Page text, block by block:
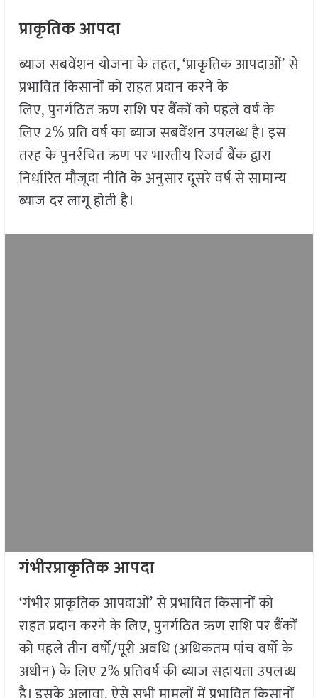
प्राकृतिक आपदा
ब्याज सबवेंशन योजना के तहत, ‘प्राकृतिक आपदाओं’ से
प्रभावित किसानों को राहत प्रदान करने के
लिए, पुनर्गठित ऋण राशि पर बैंकों को पहले वर्ष के
लिए 2% प्रति वर्ष का ब्याज सबवेंशन उपलब्ध है। इस
तरह के पुनर्रचित ऋण पर भारतीय रिजर्व बैंक द्वारा
निर्धारित मौजूदा नीति के अनुसार दूसरे वर्ष से सामान्य
ब्याज दर लागू होती है।
गंभीरप्राकृतिक आपदा
‘गंभीर प्राकृतिक आपदाओं’ से प्रभावित किसानों को
राहत प्रदान करने के लिए, पुनर्गठित ऋण राशि पर बैंकों
को पहले तीन वर्षों/पूरी अवधि (अधिकतम पांच वर्षों के
अधीन) के लिए 2% प्रतिवर्ष की ब्याज सहायता उपलब्ध